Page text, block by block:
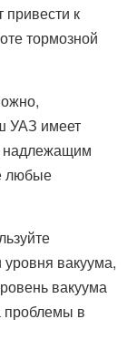
к
тормозной
УАЗ имеет
надлежащим
любые
вакуума,
вакуума
проблемы в